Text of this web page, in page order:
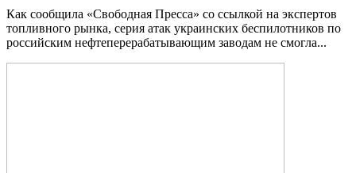
Как сообщила «Свободная Пресса» со ссылкой на экспертов
топливного рынка, серия атак украинских беспилотников по
российским нефтеперерабатывающим заводам не смогла...